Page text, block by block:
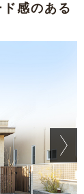
感のある